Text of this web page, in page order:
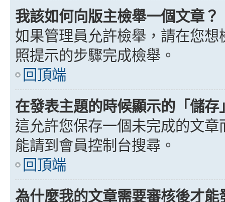
我該如何向版主檢舉一個文章？
如果管理員允許檢舉，請在您
照提示的步驟完成檢舉。
回頂端
在發表主題的時候顯示的「儲
這允許您保存一個未完成的文
能請到會員控制台搜尋。
回頂端
為什麼我的文章需要審核後才能